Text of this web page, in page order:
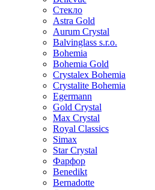
Стекло
Astra Gold
Aurum Crystal
Balvinglass s.r.o.
Bohemia
Bohemia Gold
Crystalex Bohemia
Crystalite Bohemia
Egermann
Gold Crystal
Max Crystal
Royal Classics
Simax
Star Crystal
Фарфор
Benedikt
Bernadotte